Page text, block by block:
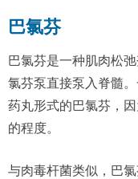
巴氯芬
巴氯芬是一种肌肉松
氯芬泵直接泵入脊髓
药丸形式的巴氯芬，
的程度。
与肉毒杆菌类似，巴